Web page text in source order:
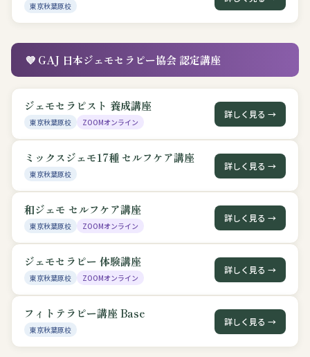
東京秋葉原校
💜 GAJ 日本ジェモセラピー協会 認定講座
ジェモセラピスト 養成講座
東京秋葉原校 ZOOMオンライン
詳しく見る →
ミックスジェモ17種 セルフケア講座
東京秋葉原校
詳しく見る →
和ジェモ セルフケア講座
東京秋葉原校 ZOOMオンライン
詳しく見る →
ジェモセラピー 体験講座
東京秋葉原校 ZOOMオンライン
詳しく見る →
フィトテラピー講座 Base
東京秋葉原校
詳しく見る →